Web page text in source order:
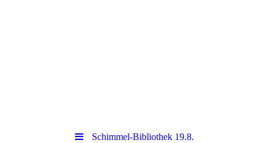
Schimmel-Bibliothek 19.8.